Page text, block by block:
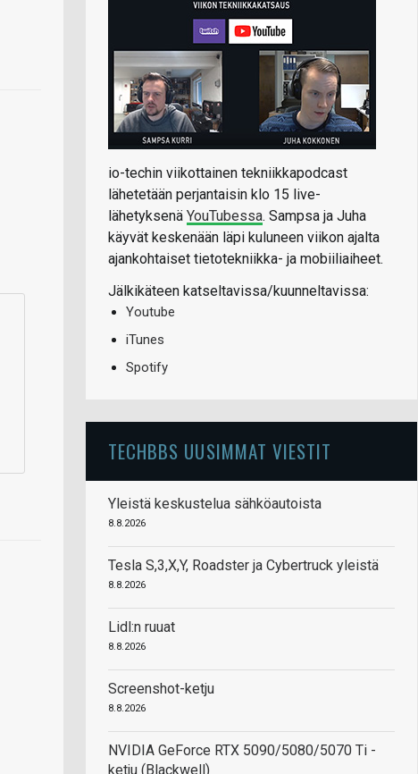
io-techin viikottainen tekniikkapodcast
lähetetään perjantaisin klo 15 live-
lähetyksenä YouTubessa. Sampsa ja Juha
käyvät keskenään läpi kuluneen viikon ajalta
ajankohtaiset tietotekniikka- ja mobiiliaiheet.
Jälkikäteen katseltavissa/kuunneltavissa:
Youtube
iTunes
Spotify
TECHBBS UUSIMMAT VIESTIT
Yleistä keskustelua sähköautoista
8.8.2026
Tesla S,3,X,Y, Roadster ja Cybertruck yleistä
8.8.2026
Lidl:n ruuat
8.8.2026
Screenshot-ketju
8.8.2026
NVIDIA GeForce RTX 5090/5080/5070 Ti -
ketju (Blackwell)